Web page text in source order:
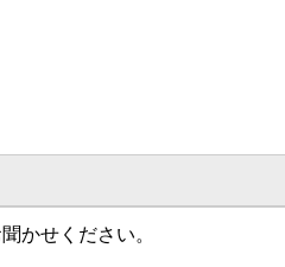
かせください。